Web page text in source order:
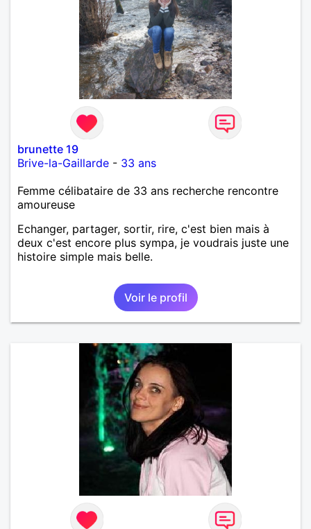
brunette 19
Brive-la-Gaillarde - 33 ans
Femme célibataire de 33 ans recherche rencontre
amoureuse
Echanger, partager, sortir, rire, c'est bien mais à
deux c'est encore plus sympa, je voudrais juste une
histoire simple mais belle.
Voir le profil